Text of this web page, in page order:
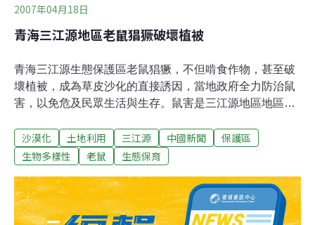
2007年04月18日
青海三江源地區老鼠猖獗破壞植被
青海三江源生態保護區老鼠猖獗，不但啃食作物，甚至破
壞植被，成為草皮沙化的直接誘因，當地政府全力防治鼠
害，以免危及民眾生活與生存。鼠害是三江源地區地區生
期，三江源地區發生鼠害面積多達9666萬畝，每畝有效鼠
洞高達89個，鼠害面積占三江源生態保護區的17%，這一
以來，三江源地區先後分兩批實施草原鼠害防治工程，總
投資人民幣9538萬元，目前已完成鼠害防治面積8796萬
畝，鼠害猖獗的現象得到初步遏制。
沙漠化 土地利用 三江源 中國新聞
保護區
生物多樣性
老鼠 生態保育